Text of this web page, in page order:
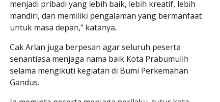
menjadi pribadi yang lebih baik, lebih kreatif, lebih
mandiri, dan memiliki pengalaman yang bermanfaat
untuk masa depan,” katanya.
Cak Arlan juga berpesan agar seluruh peserta
senantiasa menjaga nama baik Kota Prabumulih
selama mengikuti kegiatan di Bumi Perkemahan
Gandus.